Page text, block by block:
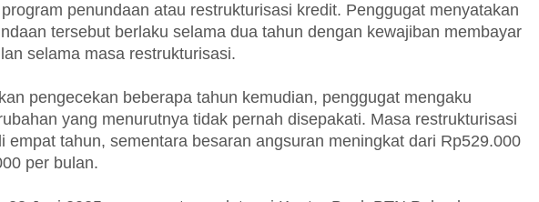
penundaan atau restrukturisasi kredit. Penggugat menyatakan
tersebut berlaku selama dua tahun dengan kewajiban membayar
selama masa restrukturisasi.
pengecekan beberapa tahun kemudian, penggugat mengaku
yang menurutnya tidak pernah disepakati. Masa restrukturisasi
empat tahun, sementara besaran angsuran meningkat dari Rp529.000
per bulan.